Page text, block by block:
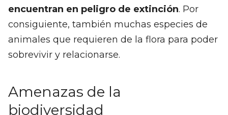
encuentran en peligro de extinción. Por
consiguiente, también muchas especies de
animales que requieren de la flora para poder
sobrevivir y relacionarse.
Amenazas de la
biodiversidad